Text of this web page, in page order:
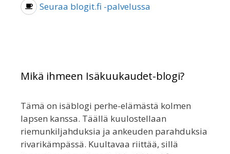
Seuraa blogit.fi -palvelussa
Mikä ihmeen Isäkuukaudet-blogi?
Tämä on isäblogi perhe-elämästä kolmen
lapsen kanssa. Täällä kuulostellaan
riemunkiljahduksia ja ankeuden parahduksia
rivarikämpässä. Kuultavaa riittää, sillä